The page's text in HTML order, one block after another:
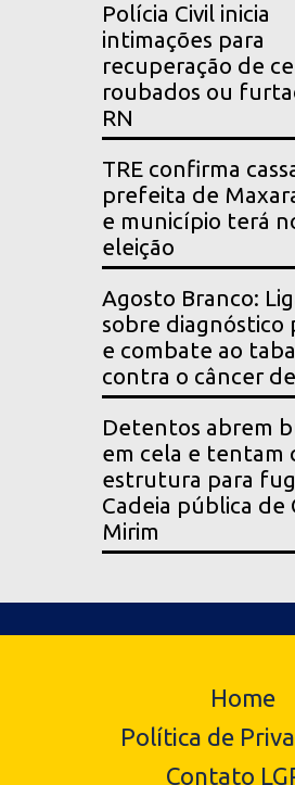
Polícia Civil inicia
intimações para
recuperação de
roubados ou
RN
TRE confirma
prefeita de
e município terá
eleição
Agosto Branco:
sobre diagnóstico
e combate ao
contra o câncer
Detentos abrem
em cela e tentam
estrutura para
Cadeia pública de
Mirim
Home
Política de
Contato